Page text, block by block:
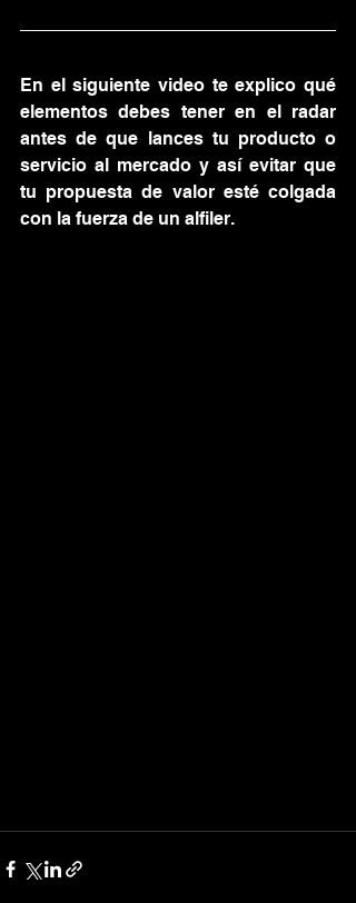
En el siguiente video te explico qué
elementos debes tener en el radar
antes de que lances tu producto o
servicio al mercado y así evitar que
tu propuesta de valor esté colgada
con la fuerza de un alfiler.